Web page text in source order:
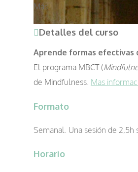
Más
Detalles del curso
Aprende formas efectivas
El programa MBCT (
de Mindfulness. Mas
Formato
Semanal. Una sesión de
Horario